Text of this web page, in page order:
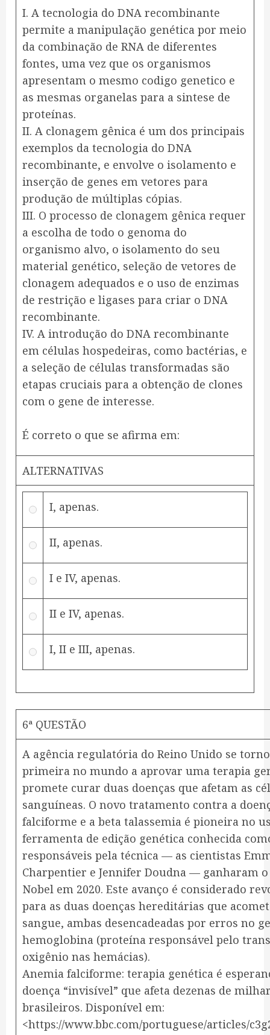
​I. A tecnologia do DNA recombinante
permite a manipulação genética por meio
da combinação de RNA de diferentes
fontes, uma vez que os organismos
apresentam o mesmo codigo genetico e
as mesmas organelas para a sintese de
proteínas.
II. A clonagem gênica é um dos principais
exemplos da tecnologia do DNA
recombinante, e envolve o isolamento e
inserção de genes em vetores para
produção de múltiplas cópias.
III. O processo de clonagem gênica requer
a escolha de todo o genoma do
organismo alvo, o isolamento do seu
material genético, seleção de vetores de
clonagem adequados e o uso de enzimas
de restrição e ligases para criar o DNA
recombinante.
IV. A introdução do DNA recombinante
em células hospedeiras, como bactérias, e
a seleção de células transformadas são
etapas cruciais para a obtenção de clones
com o gene de interesse.
É correto o que se afirma em:
ALTERNATIVAS
I, apenas.
II, apenas.
I e IV, apenas.
II e IV, apenas.
I, II e III, apenas.
6ª QUESTÃO
A agência regulatória do Reino Unido se
primeira no mundo a aprovar uma terapia
promete curar duas doenças que afetam as
sanguíneas. O novo tratamento contra a
falciforme e a beta talassemia é pioneira no
ferramenta de edição genética conhecida
responsáveis pela técnica — as cientistas
Charpentier e Jennifer Doudna — ganharam
Nobel em 2020. Este avanço é considerado
para as duas doenças hereditárias que
sangue, ambas desencadeadas por erros no
hemoglobina (proteína responsável pelo
oxigênio nas hemácias).
Anemia falciforme: terapia genética é
doença “invisível” que afeta dezenas de
brasileiros. Disponível em:
<https://www.bbc.com/portuguese/articles/